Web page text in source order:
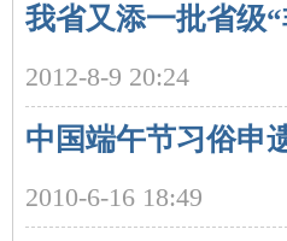
我省又添一批省级“
2012-8-9 20:24
中国端午节习俗申
2010-6-16 18:49